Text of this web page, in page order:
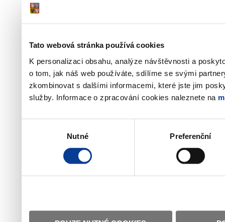
Tato webová stránka používá cookies
K personalizaci obsahu, analýze návštěvnosti a
o tom, jak náš web používáte, sdílíme se svými
zkombinovat s dalšími informacemi, které jste jim
služby. Informace o zpracování cookies naleznete na
Nutné Preferenční